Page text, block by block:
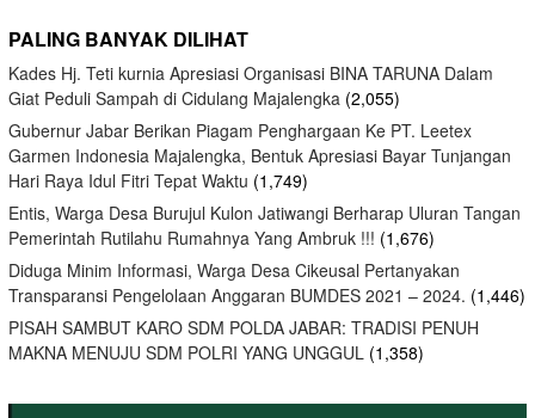
PALING BANYAK DILIHAT
Kades Hj. Teti kurnia Apresiasi Organisasi BINA TARUNA Dalam
Giat Peduli Sampah di Cidulang Majalengka (2,055)
Gubernur Jabar Berikan Piagam Penghargaan Ke PT. Leetex
Garmen Indonesia Majalengka, Bentuk Apresiasi Bayar Tunjangan
Hari Raya Idul Fitri Tepat Waktu (1,749)
Entis, Warga Desa Burujul Kulon Jatiwangi Berharap Uluran Tangan
Pemerintah Rutilahu Rumahnya Yang Ambruk !!! (1,676)
Diduga Minim Informasi, Warga Desa Cikeusal Pertanyakan
Transparansi Pengelolaan Anggaran BUMDES 2021 – 2024. (1,446)
PISAH SAMBUT KARO SDM POLDA JABAR: TRADISI PENUH
MAKNA MENUJU SDM POLRI YANG UNGGUL (1,358)